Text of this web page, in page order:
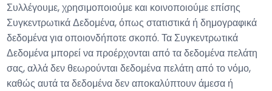
Συλλέγουμε, χρησιμοποιούμε και κοινοποιούμε επίσης
Συγκεντρωτικά Δεδομένα, όπως στατιστικά ή δημογραφικά
δεδομένα για οποιονδήποτε σκοπό. Τα Συγκεντρωτικά
Δεδομένα μπορεί να προέρχονται από τα δεδομένα πελάτη
σας, αλλά δεν θεωρούνται δεδομένα πελάτη από το νόμο,
καθώς αυτά τα δεδομένα δεν αποκαλύπτουν άμεσα ή